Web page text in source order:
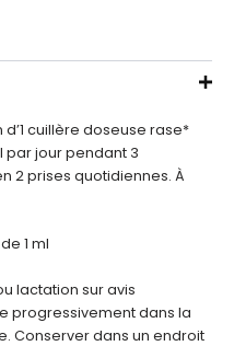
cuillère doseuse rase*
par jour pendant 3
2 prises quotidiennes. À
1 ml
lactation sur avis
progressivement dans la
Conserver dans un endroit